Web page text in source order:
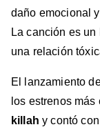
daño emocional
La canción es
una relación
El lanzamiento
los estrenos
killah y contó